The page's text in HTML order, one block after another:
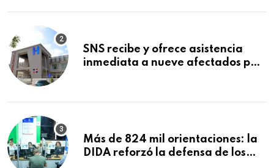
SNS recibe y ofrece asistencia
inmediata a nueve afectados por
Macorís
Más de 824 mil orientaciones: la
DIDA reforzó la defensa de los